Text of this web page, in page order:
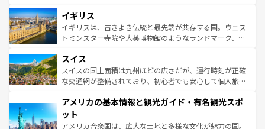
香り高いラベンダー畑など、多彩な楽しみ方が可能だ。さ
らに、パリ以外の地域にも魅力が溢れており、どの街角に
も豊かな歴史と文化が息づいている。パリ以外の個性あふ
を参照してほしい。
顔を持つこの国は、どこを歩いても飽きることがない。ベ
ルリンの文化的活気、バイエルン州のアルプスの絶景、そ
してライン川沿いのワイン畑といった風景は必見。ビール
は、お酒好きな人にはぜひ体験してほしい。 なお、新着の
ドイツ情報はコンテンツ一覧を参照してほしい。
イギリス
イギリスは、古きよき伝統と最先端が共存する国。ウェス
トミンスター寺院や大英博物館のようなランドマーク、歴
リアごとに異なる魅力がある。また、優雅なアフタヌーン
ティー、ビール好きにはたまらない英国パブ、サッカー観
戦など、本場だからこそできる体験も豊富。イギリスを旅
ンツ一覧を参照してほしい。
スイス
スイスの国土面積は九州ほどの広さだが、運行時刻が正確
な交通網が整備されており、初心者でも安心して個人旅行
の建物がそのまま残る町や、スイスならではのユニークな
博物館もあり、アルプス観光だけでなく町歩きも満喫する
ことができる。国民の所得が高いため物価も高いが、旅行
アメリカの基本情報と観光ガイド・有名観光スポ
ット
アメリカ合衆国は、広大な土地と多様な文化が魅力の国。